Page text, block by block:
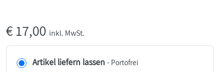
€17,00 inkl. MwSt.
Artikel liefern lassen - Portofrei